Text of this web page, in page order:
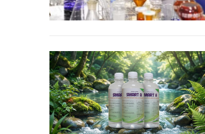
Quảng Trị: Phát huy vai trò của
Không chỉ cắt tóc, Đông Tây
Tỷ lệ tật khúc xạ ở trẻ gia tăng: